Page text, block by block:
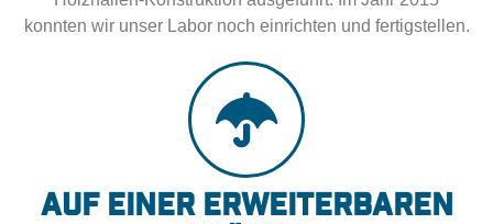
konnten wir unser Labor noch einrichten und fertigstellen.
Auf einer erweiterbaren